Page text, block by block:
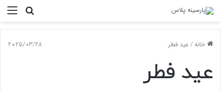
جستجو
خانه/عید فطر 2025/03/28
عید فطر